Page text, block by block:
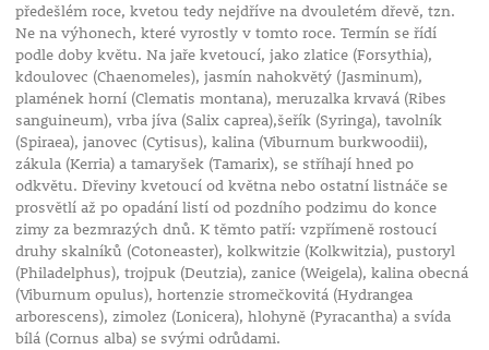
předešlém roce, kvetou tedy nejdříve na dvouletém dřevě, tzn.
Ne na výhonech, které vyrostly v tomto roce. Termín se řídí
podle doby květu. Na jaře kvetoucí, jako zlatice (Forsythia),
kdoulovec (Chaenomeles), jasmín nahokvětý (Jasminum),
plamének horní (Clematis montana), meruzalka krvavá (Ribes
sanguineum), vrba jíva (Salix caprea),šeřík (Syringa), tavolník
(Spiraea), janovec (Cytisus), kalina (Viburnum burkwoodii),
zákula (Kerria) a tamaryšek (Tamarix), se stříhají hned po
odkvětu. Dřeviny kvetoucí od května nebo ostatní listnáče se
prosvětlí až po opadání listí od pozdního podzimu do konce
zimy za bezmrazých dnů. K těmto patří: vzpřímeně rostoucí
druhy skalníků (Cotoneaster), kolkwitzie (Kolkwitzia), pustoryl
(Philadelphus), trojpuk (Deutzia), zanice (Weigela), kalina obecná
(Viburnum opulus), hortenzie stromečkovitá (Hydrangea
arborescens), zimolez (Lonicera), hlohyně (Pyracantha) a svída
bílá (Cornus alba) se svými odrůdami.